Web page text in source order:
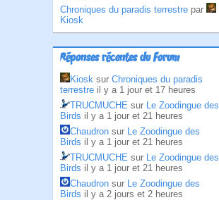
Chroniques du paradis terrestre par
Kiosk
Réponses récentes du Forum
Kiosk sur Chroniques du paradis
terrestre il y a 1 jour et 17 heures
TRUCMUCHE sur Le Zoodingue des
Birds il y a 1 jour et 21 heures
Chaudron sur Le Zoodingue des
Birds il y a 1 jour et 21 heures
TRUCMUCHE sur Le Zoodingue des
Birds il y a 1 jour et 21 heures
Chaudron sur Le Zoodingue des
Birds il y a 2 jours et 2 heures